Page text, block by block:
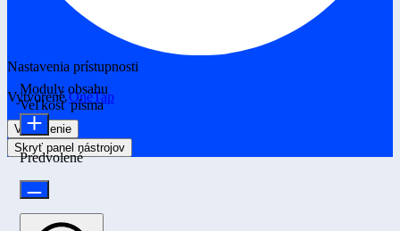
Nastavenia prístupnosti
Vytvorené OneTap
Vyhlásenie
Skryť panel nástrojov
Moduly obsahu
Veľkosť písma
Predvolené